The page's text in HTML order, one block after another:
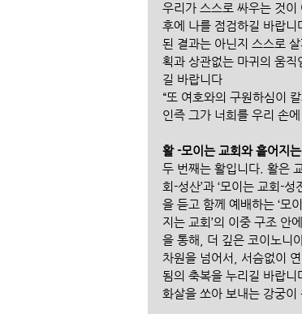
우리가 스스로 싸우는 것이
후에 나를 점검하길 바랍
된 결과는 아닌지 스스로
획과 상관없는 마귀의 움
길 바랍니다
“또 여호와의 구원하심이
인즉 그가 너희를 우리 손
활 -모이는 교회와 흩어지는
두 번째는 활입니다. 활은
회-성산’과 ‘모이는 교회-
을 듣고 함께 예배하는 ‘모
지는 교회’의 이중 구조 안
을 통해, 더 깊은 코이노니
차원을 넘어서, 서슴없이
됨의 축복을 누리길 바랍
화살을 쏘아 보내는 강궁